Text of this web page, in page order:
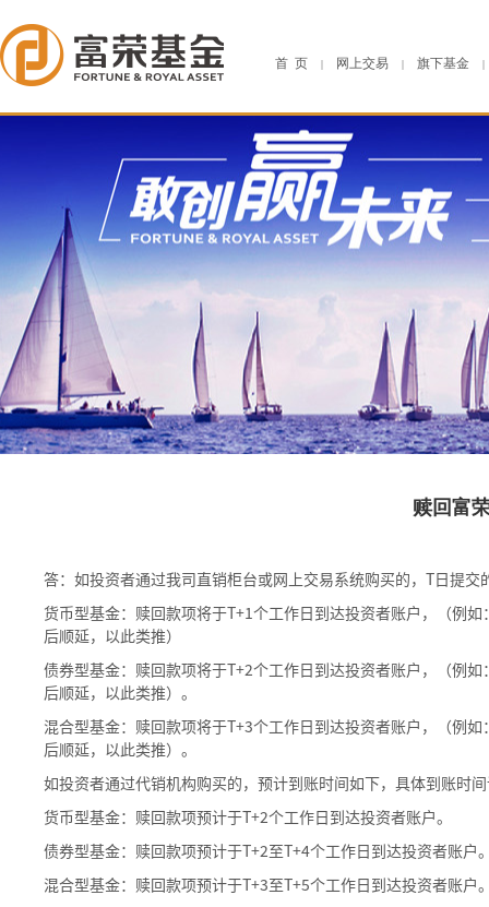
首 页 | 网上交易 | 旗下基金 |
赎回富
答：如投资者通过我司直销柜台或网上交易系统购买的，T日提
货币型基金：赎回款项将于T+1个工作日到达投资者账户，（例
后顺延，以此类推）
债券型基金：赎回款项将于T+2个工作日到达投资者账户，（例
后顺延，以此类推）。
混合型基金：赎回款项将于T+3个工作日到达投资者账户，（例
后顺延，以此类推）。
如投资者通过代销机构购买的，预计到账时间如下，具体到账时
货币型基金：赎回款项预计于T+2个工作日到达投资者账户。
债券型基金：赎回款项预计于T+2至T+4个工作日到达投资者账户
混合型基金：赎回款项预计于T+3至T+5个工作日到达投资者账户